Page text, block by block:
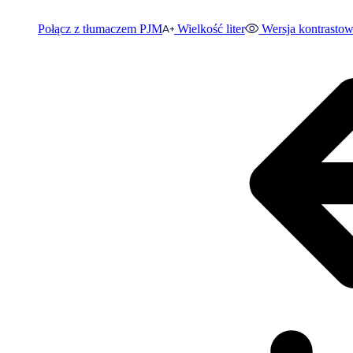
Połącz z tłumaczem PJM Wielkość liter Wersja